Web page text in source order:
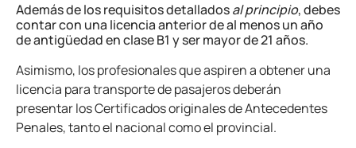
Además de los requisitos detalladosal principio, debes
contar con una licencia anterior de al menos un año
de antigüedad en clase B1 y ser mayor de 21 años.
Asimismo, los profesionales que aspiren a obtener una
licencia para transporte de pasajeros deberán
presentar los Certificados originales de Antecedentes
Penales, tanto el nacional como el provincial.